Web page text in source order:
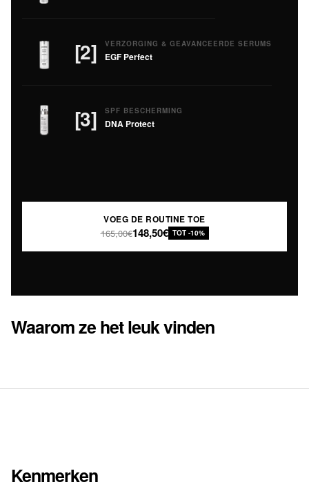
[2] VERZORGING & GEAVANCEERDE SERUMS
EGF Perfect
[3] SPF BESCHERMING
DNA Protect
VOEG DE ROUTINE TOE
165,00€148,50€ TOT -10%
Waarom ze het leuk vinden
Kenmerken